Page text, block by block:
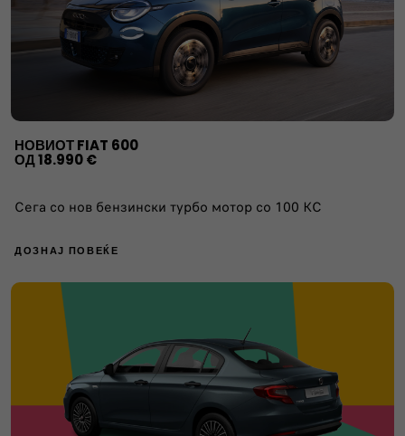
НОВИОТ FIAT 600
ОД 18.990 €
Сега со нов бензински турбо мотор со 100 КС
ДОЗНАЈ ПОВЕЌЕ